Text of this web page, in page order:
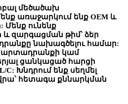
մեծածախ
առաջարկում ենք OEM և
Մենք ունենք
և զարգացման թիմ՝ ձեր
նախագծելու համար:
արտադրանքի կամ
ցանկացած հարցի
C: Խնդրում ենք սեղմել
հետագա քննարկման